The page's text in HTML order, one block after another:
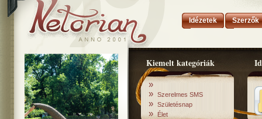
Idézetek Szerzők
Kiemelt kategóriák
»
» Szerelmes SMS
» Születésnap
» Élet